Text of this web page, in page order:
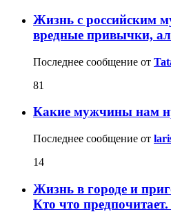
Жизнь с российским
вредные привычки,
Последнее сообщение от
81
Какие мужчины нам
Последнее сообщение от
14
Жизнь в городе и
Кто что предпочитает.